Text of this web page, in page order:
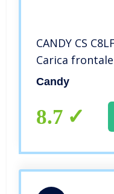
CANDY CS
Carica
Candy
8.7